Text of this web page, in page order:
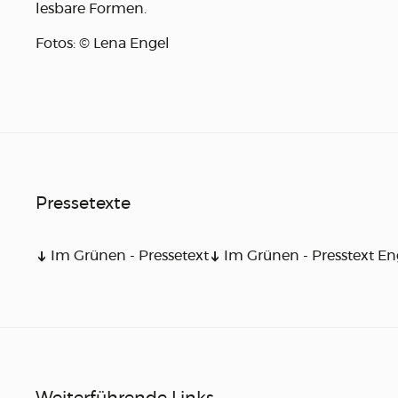
lesbare Formen.
Fotos: © Lena Engel
Pressetexte
➔ Im Grünen - Pressetext➔ Im Grünen - Presstext